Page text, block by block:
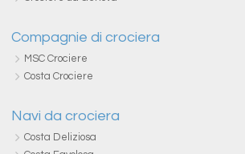
Compagnie di crociera
MSC Crociere
Costa Crociere
Navi da crociera
Costa Deliziosa